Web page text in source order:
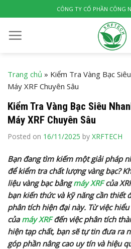
to
content
CÔNG TY CỔ PHẦN CÔNG
Trang chủ » Kiểm Tra Vàng Bạc
Máy XRF Chuyên Sâu
Kiểm Tra Vàng Bạc Siêu
Máy XRF Chuyên Sâu
Posted on 16/11/2025 by XRFTECH
Bạn đang tìm kiếm một giải pháp
để kiểm tra chất lượng vàng bạc?
liệu vàng bạc bằngmáy XRFcủa
bạn kiến thức và kỹ năng cần thiết
phân tích hiện đại này. Từ việc
củamáy XRFđến việc phân tích
hiện tạp chất, bạn sẽ tự tin đưa ra
góp phần nâng cao uy tín và hiệu